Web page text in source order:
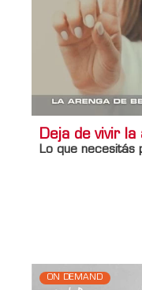
Deja de vivir
Lo que necesitás
ON DEMAND